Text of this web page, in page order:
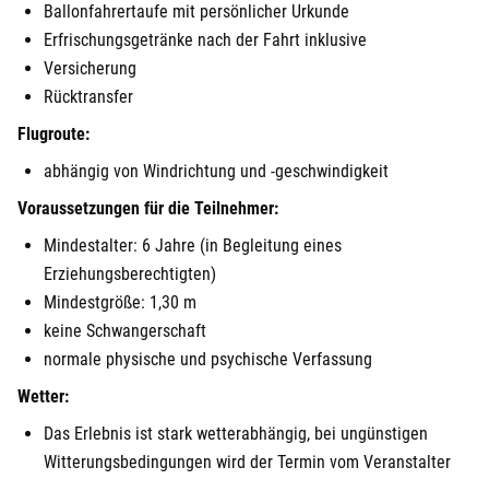
Ballonfahrertaufe mit persönlicher Urkunde
Erfrischungsgetränke nach der Fahrt inklusive
Versicherung
Rücktransfer
Flugroute:
abhängig von Windrichtung und -geschwindigkeit
Voraussetzungen für die Teilnehmer:
Mindestalter: 6 Jahre (in Begleitung eines
Erziehungsberechtigten)
Mindestgröße: 1,30 m
keine Schwangerschaft
normale physische und psychische Verfassung
Wetter:
Das Erlebnis ist stark wetterabhängig, bei ungünstigen
Witterungsbedingungen wird der Termin vom Veranstalter
Görlitz
Halle
Hanau
Hannover
Haßfurt
Heidenheim